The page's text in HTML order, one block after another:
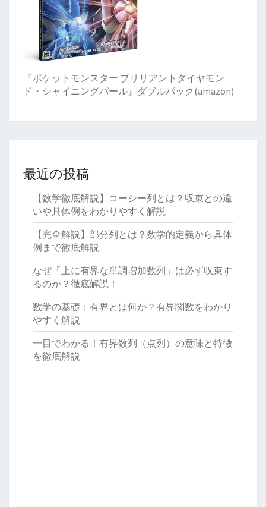
『ポケットモンスター ブリリアントダイヤモン
ド・シャイニングパール』ダブルパック(amazon)
最近の投稿
【数学徹底解説】コーシー列とは？収束との違
いや具体例をわかりやすく解説
【完全解説】部分列とは？数学的定義から具体
例まで徹底解説
なぜ「上に有界な単調増加数列」は必ず収束す
るのか？徹底解説！
数学の基礎：有界とは何か？有界関数をわかり
やすく解説
一目でわかる！有界数列（点列）の意味と特徴
を徹底解説